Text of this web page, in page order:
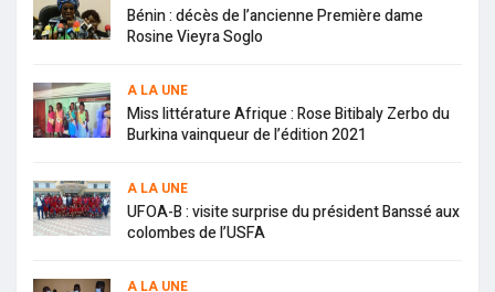
Bénin : décès de l’ancienne Première dame
Rosine Vieyra Soglo
A LA UNE
Miss littérature Afrique : Rose Bitibaly Zerbo du
Burkina vainqueur de l’édition 2021
A LA UNE
UFOA-B : visite surprise du président Banssé aux
colombes de l’USFA
A LA UNE